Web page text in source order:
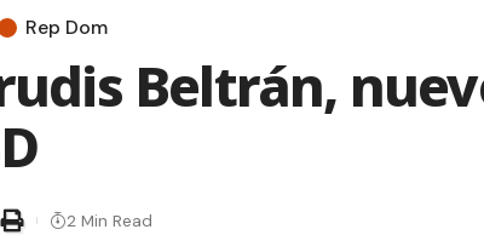
Rep Dom
Beltrán,
2 Min Read